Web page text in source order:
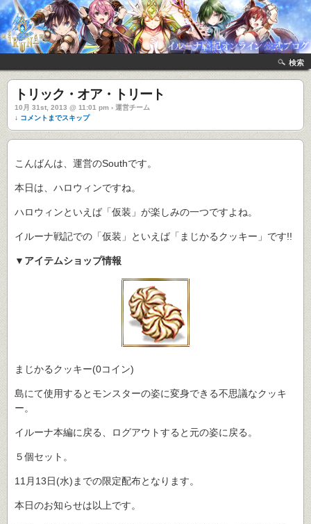
検索
トリック・オア・トリート
10月 31st, 2013 @ 11:01 pm › 運営チーム
↓ コメントまでスキップ
こんばんは、運営のSouthです。
本日は、ハロウィンですね。
ハロウィンといえば「仮装」が楽しみの一つですよね。
イルーナ戦記での「仮装」といえば「まじかるクッキー」です!!
▼アイテムショップ情報
まじかるクッキー(0コイン)
島にて使用するとモンスターの姿に変身できる不思議なクッキ
ー。
イルーナ本編に戻る、ログアウトすると元の姿に戻る。
５個セット。
11月13日(水)までの限定配布となります。
本日のお知らせは以上です。